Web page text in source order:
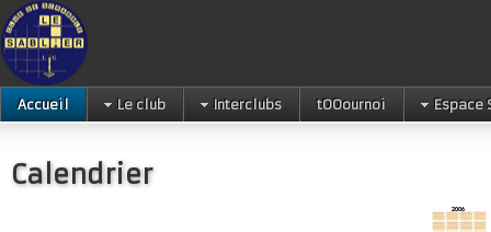
Accueil Le club Interclubs tOOournoi Espace
Calendrier